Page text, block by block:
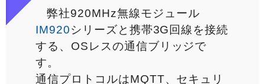
弊社920MHz無線モジュール
IM920シリーズと携帯3G回線を接続
する、OSレスの通信ブリッジで
す。
通信プロトコルはMQTT、セキュリ